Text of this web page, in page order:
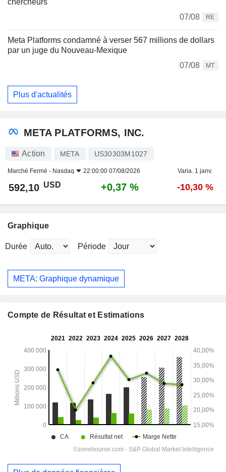
chercheurs
07/08
RE
Meta Platforms condamné à verser 567 millions de dollars
par un juge du Nouveau-Mexique
07/08
MT
Plus d'actualités
META PLATFORMS, INC.
Action META US30303M1027
Marché Fermé - Nasdaq 22:00:00 07/08/2026 Varia. 1 janv.
592,10 USD +0,37 % -10,30 %
Graphique
Durée Période
META: Graphique dynamique
Compte de Résultat et Estimations